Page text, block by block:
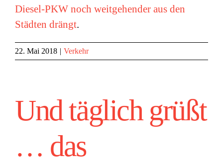
Diesel-PKW noch weitgehender aus den
Städten drängt.
22. Mai 2018 | Verkehr
Und täglich grüßt
… das